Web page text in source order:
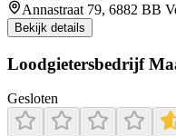
Annastraat 79, 6882 BB
Bekijk details
Loodgietersbedrijf
Gesloten